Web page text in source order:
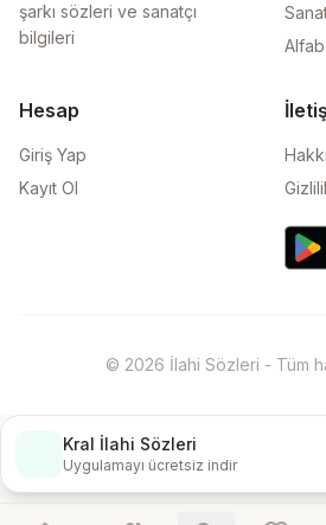
şarkı sözleri ve sanatçı
bilgileri
Hesap
Giriş Yap
Kayıt Ol
© 2026 İlahi Sözleri - Tüm
Kral İlahi Sözleri
Uygulamayı ücretsiz indir